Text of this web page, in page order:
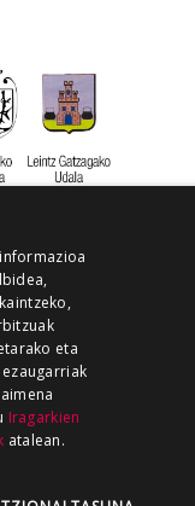
GUKA
eta
Iragarkien
atalean.